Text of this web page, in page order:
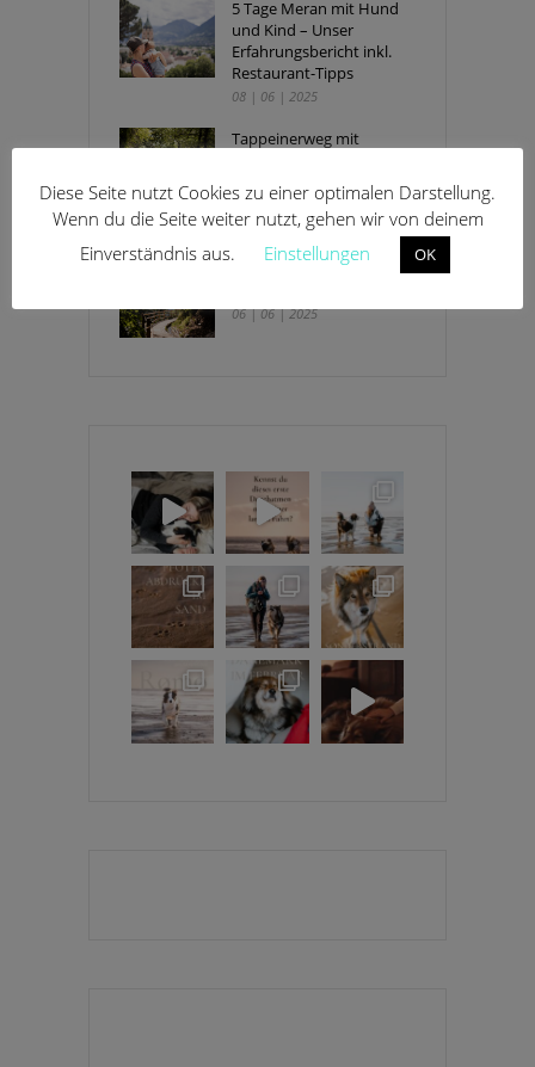
5 Tage Meran mit Hund
und Kind – Unser
Erfahrungsbericht inkl.
Restaurant-Tipps
08 | 06 | 2025
Tappeinerweg mit
Spaziergang mit Ausblick
in Meran
08 | 06 | 2025
Algunder Waalweg mit
06 | 06 | 2025
Diese Seite nutzt Cookies zu einer optimalen Darstellung.
Wenn du die Seite weiter nutzt, gehen wir von deinem
Einverständnis aus.
Einstellungen OK